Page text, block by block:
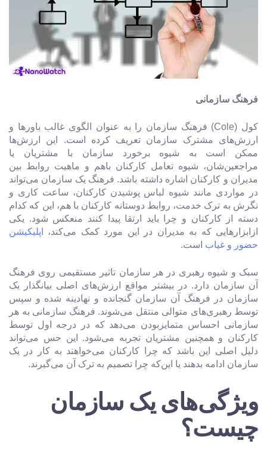
فرهنگ سازمانی
کول (Cole) فرهنگ سازمان را به عنوان الگوی غالب باورها و
ارزش‌های مشترک سازمان تعریف کرده است. این ارزش‌ها
ممکن است به شیوه برخورد سازمان با مشتریان یا
مراجعین‌شان، شیوه تعامل کارکنان باهم و ماهیت روابط بین
مدیران و کارکنان اشاره داشته باشد. فرهنگ یک سازمان می‌تواند
در مواردی مانند شیوه لباس پوشیدن کارکنان، ساعت کاری و
نگرش به ترک خدمت، روابط دوستانه کارکنان با هم، این که کدام
دسته از کارکنان و چرا باید ارتقا پیدا کنند منعکس شود. یکی
ازابزارهایی که به مدیران در این مورد کمک می‌کند، اپلیکیشن
حضور و غیاب است.
سبک و شیوه رهبری در هر سازمان تاثیر مستقیمی روی فرهنگ
آن سازمان دارد. در بیشتر مواقع ارزش‌های اصلی بیانگذار یک
سازمان در فرهنگ آن سازمان گنجانده و نهادینه شده و سپس
توسط رهبری‌های متوالی منتقل می‌شوند. فرهنگ سازمانی به هر
سازمانی احساس متمایزبودن می‌دهد که در درجه اول توسط
کارکنان و همچنین مشتریان تجربه می‌شود. این حس می‌تواند
دلیل اصلی این باشد که چرا کارکنان می‌خواهند به کار در یک
سازمان ادامه بدهند یا این‌که چرا تصمیم به ترک آن می‌گیرند.
ویژگی‌های یک سازمان
چیست؟